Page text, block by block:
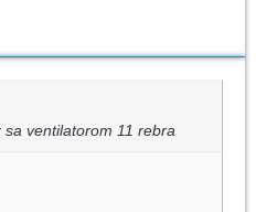
ventilatorom 11 rebra